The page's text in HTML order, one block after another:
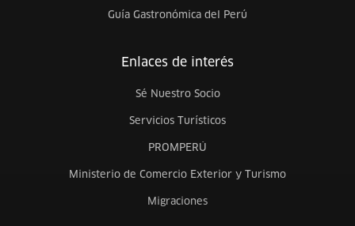
Guía Gastronómica del Perú
Enlaces de interés
Sé Nuestro Socio
Servicios Turísticos
PROMPERÚ
Ministerio de Comercio Exterior y Turismo
Migraciones